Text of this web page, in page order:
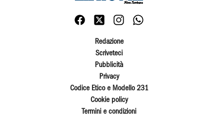
Redazione
Scriveteci
Pubblicità
Privacy
Codice Etico e Modello 231
Cookie policy
Termini e condizioni